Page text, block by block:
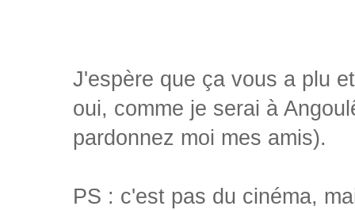
J'espère que ça vous a plu
oui, comme je serai à
pardonnez moi mes amis).
PS : c'est pas du cinéma,